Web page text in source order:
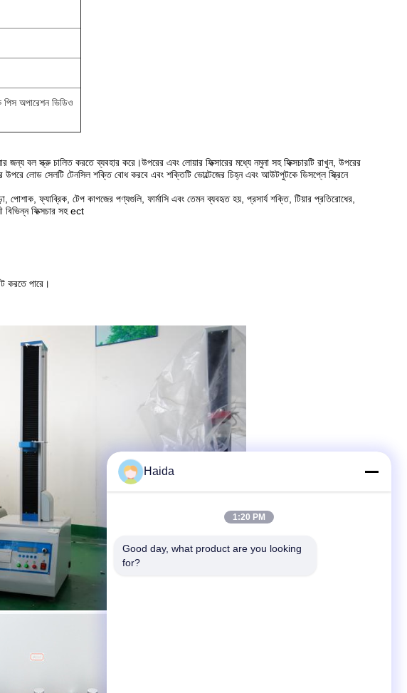
অপারেশন ভিডিও
জন্য বল স্ক্রু চালিত করতে ব্যবহার করে।উপরের এবং লোয়ার ফিক্সারের মধ্যে নমুনা সহ ফিক্সচারটি রাখুন, উপরের
উপরে লোড সেলটি টেনসিল শক্তি বোধ করবে এবং শক্তিটি ভোল্টেজের চিহ্ন এবং আউটপুটকে ডিসপ্লে স্ক্রিনে
পোশাক, ফ্যাব্রিক, টেপ কাগজের পণ্যগুলি, ফার্মাসি এবং তেমন ব্যবহৃত হয়, প্রসার্য শক্তি, টিয়ার প্রতিরোধের,
ফিক্সচার সহ ect
করতে পারে।
Haida
1:20 PM
Good day, what product are you looking
for?